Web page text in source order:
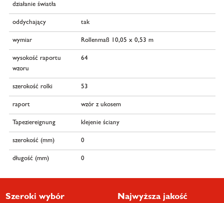
działanie światła
oddychający tak
wymiar Rollenmaß 10,05 x 0,53 m
wysokość raportu
wzoru
64
szerokość rolki 53
raport wzór z ukosem
Tapeziereignung klejenie ściany
szerokość (mm) 0
długość (mm) 0
Szeroki wybór
Najwyższa jakość